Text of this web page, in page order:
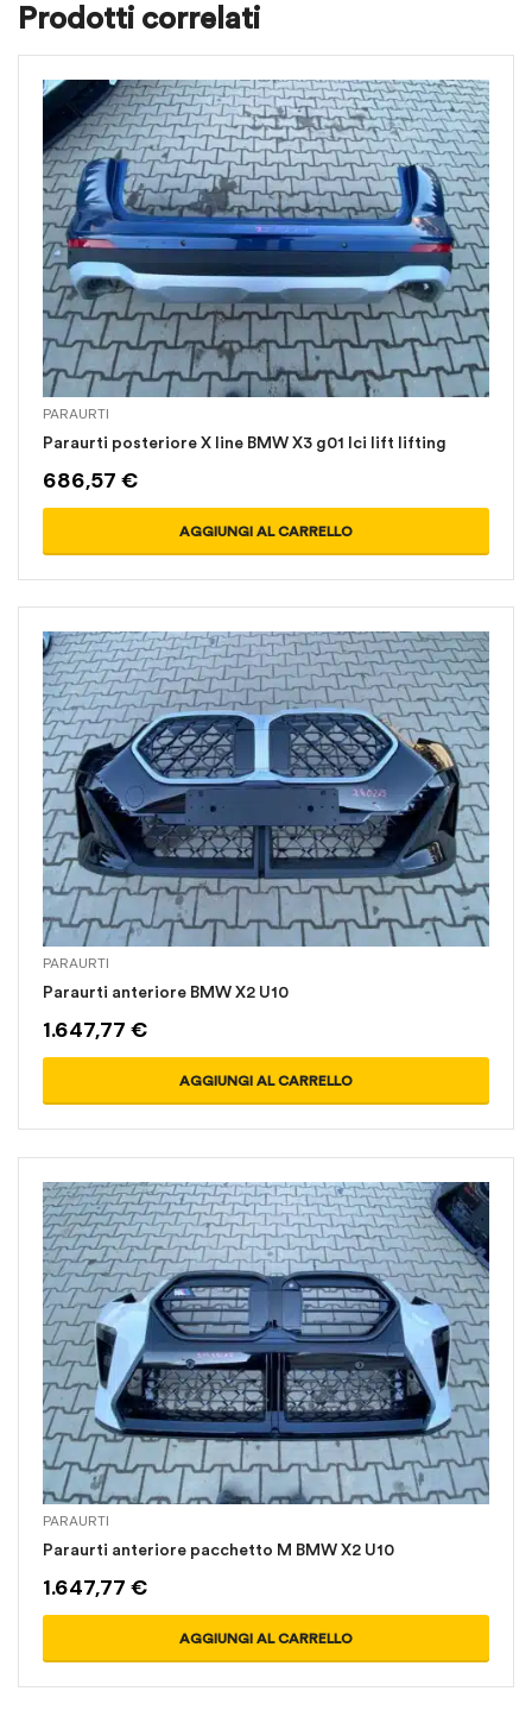
Prodotti correlati
PARAURTI
Paraurti posteriore X line BMW X3 g01 lci lift lifting
686,57 €
AGGIUNGI AL CARRELLO
PARAURTI
Paraurti anteriore BMW X2 U10
1.647,77 €
AGGIUNGI AL CARRELLO
PARAURTI
Paraurti anteriore pacchetto M BMW X2 U10
1.647,77 €
AGGIUNGI AL CARRELLO